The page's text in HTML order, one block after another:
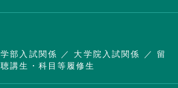
学部入試関係 大学院入試関係
留
聴講生・科目等履修生